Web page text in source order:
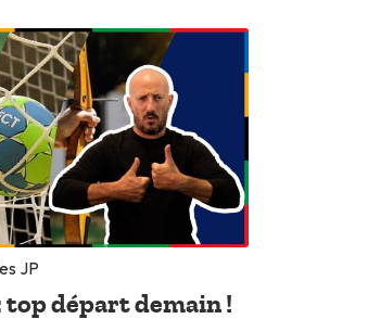
JP
top départ demain !